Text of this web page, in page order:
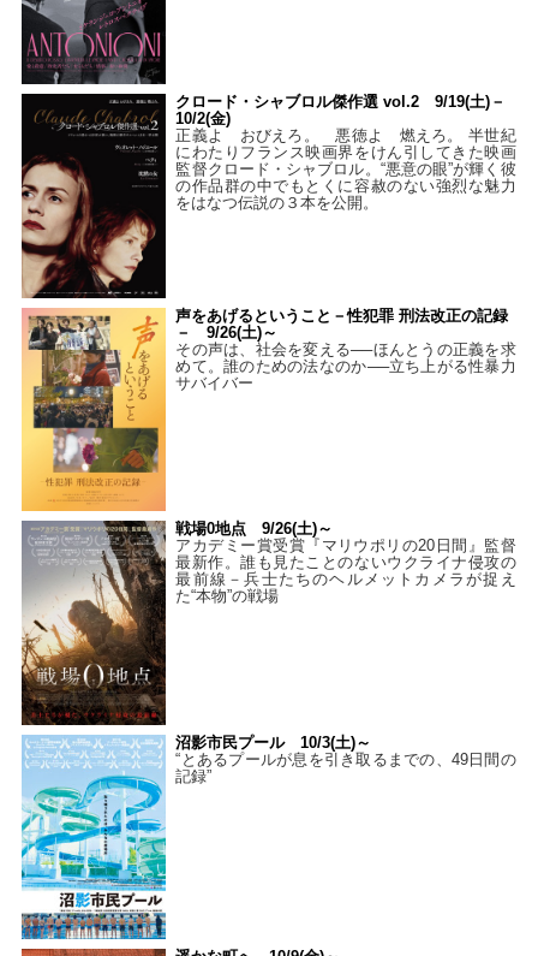
クロード・シャブロル傑作選 vol.2 9/19(土)－
10/2(金)
正義よ おびえろ。 悪徳よ 燃えろ。 半世紀
にわたりフランス映画界をけん引してきた映画
監督クロード・シャブロル。“悪意の眼”が輝く彼
の作品群の中でもとくに容赦のない強烈な魅力
をはなつ伝説の３本を公開。
声をあげるということ－性犯罪 刑法改正の記録
－ 9/26(土)～
その声は、社会を変える──ほんとうの正義を求
めて。誰のための法なのか──立ち上がる性暴力
サバイバー
戦場0地点 9/26(土)～
アカデミー賞受賞『マリウポリの20日間』監督
最新作。誰も見たことのないウクライナ侵攻の
最前線－兵士たちのヘルメットカメラが捉え
た“本物”の戦場
沼影市民プール 10/3(土)～
“とあるプールが息を引き取るまでの、49日間の
記録”